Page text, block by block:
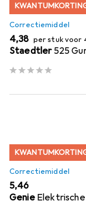
Correctiemiddel
EUR
4,38 per stuk voor
Staedtler525
Correctiemiddel
EUR
5,46
Genie Elektrische